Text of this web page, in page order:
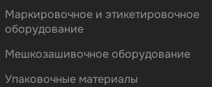
Маркировочное и этикетировочное
оборудование
Мешкозашивочное оборудование
Упаковочные материалы